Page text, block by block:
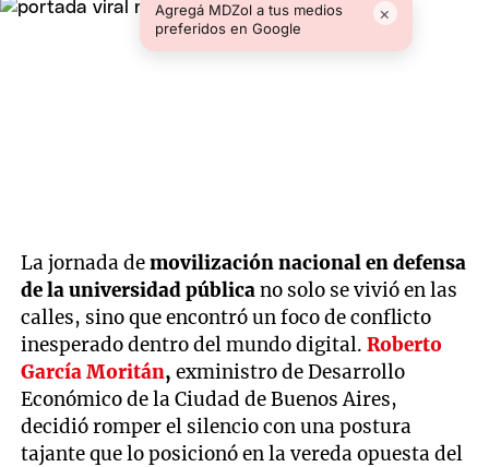
Agregá MDZol a tus medios
preferidos en Google
×
La jornada demovilización nacional en defensa
de la universidad públicano solo se vivió en las
calles, sino que encontró un foco de conflicto
inesperado dentro del mundo digital.Roberto
García Moritán,exministro de Desarrollo
Económico de la Ciudad de Buenos Aires,
decidió romper el silencio con una postura
tajante que lo posicionó en la vereda opuesta del